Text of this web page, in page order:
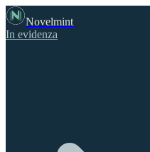
Novelmint
In evidenza